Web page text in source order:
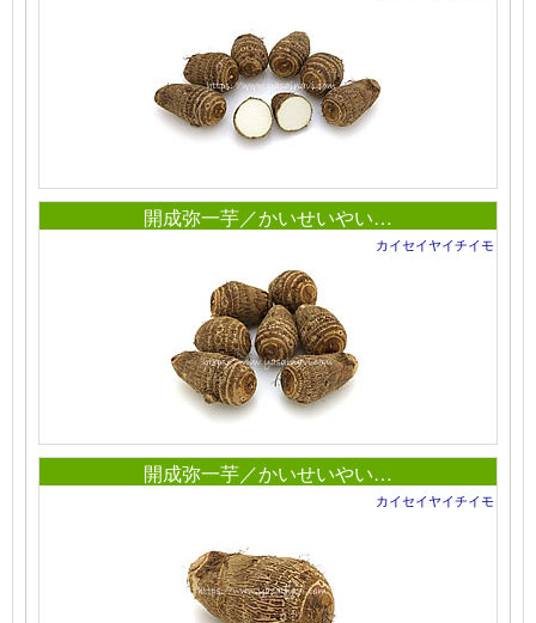
開成弥一芋／かいせいやい…
カイセイヤイチイモ
開成弥一芋／かいせいやい…
カイセイヤイチイモ